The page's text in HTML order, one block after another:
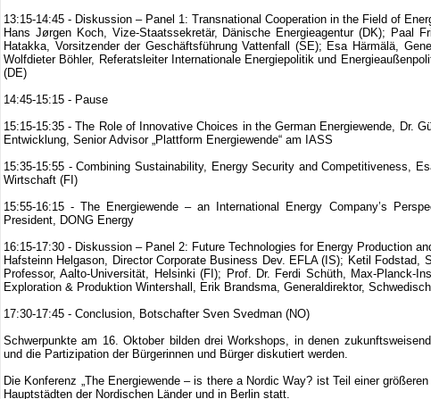
13:15-14:45 - Diskussion – Panel 1: Transnational Cooperation in the Field of
Hans Jørgen Koch, Vize-Staatssekretär, Dänische Energieagentur (DK); Paal
Hatakka, Vorsitzender der Geschäftsführung Vattenfall (SE); Esa Härmälä,
Wolfdieter Böhler, Referatsleiter Internationale Energiepolitik und
(DE)
14:45-15:15 - Pause
15:15-15:35 - The Role of Innovative Choices in the German Energiewende, Dr.
Entwicklung, Senior Advisor „Plattform Energiewende“ am IASS
15:35-15:55 - Combining Sustainability, Energy Security and Competitiveness,
Wirtschaft (FI)
15:55-16:15 - The Energiewende – an International Energy Company’s
President, DONG Energy
16:15-17:30 - Diskussion – Panel 2: Future Technologies for Energy Production
Hafsteinn Helgason, Director Corporate Business Dev. EFLA (IS); Ketil
Professor, Aalto-Universität, Helsinki (FI); Prof. Dr. Ferdi Schüth, Max-Planck-
Exploration & Produktion Wintershall, Erik Brandsma, Generaldirektor,
17:30-17:45 - Conclusion, Botschafter Sven Svedman (NO)
Schwerpunkte am 16. Oktober bilden drei Workshops, in denen
und die Partizipation der Bürgerinnen und Bürger diskutiert werden.
Die Konferenz „The Energiewende – is there a Nordic Way? ist Teil einer
Hauptstädten der Nordischen Länder und in Berlin statt.